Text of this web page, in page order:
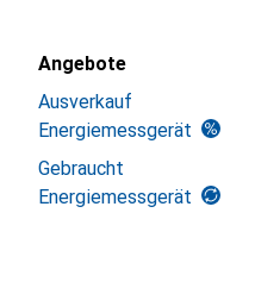
Angebote
Ausverkauf
Energiemessgerät
Gebraucht
Energiemessgerät